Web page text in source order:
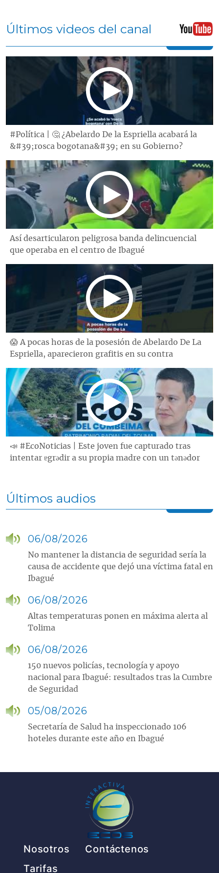
Últimos videos del canal
#Política | 🤔 ¿Abelardo De la Espriella acabará la
&#39;rosca bogotana&#39; en su Gobierno?
Así desarticularon peligrosa banda delincuencial
que operaba en el centro de Ibagué
😱 A pocas horas de la posesión de Abelardo De La
Espriella, aparecieron grafitis en su contra
📣 #EcoNoticias | Este joven fue capturado tras
intentar ɐgrǝdir a su propia madre con un tǝnǝdor
Últimos audios
06/08/2026
No mantener la distancia de seguridad sería la
causa de accidente que dejó una víctima fatal en
Ibagué
06/08/2026
Altas temperaturas ponen en máxima alerta al
Tolima
06/08/2026
150 nuevos policías, tecnología y apoyo
nacional para Ibagué: resultados tras la Cumbre
de Seguridad
05/08/2026
Secretaría de Salud ha inspeccionado 106
hoteles durante este año en Ibagué
Pie de página
Nosotros
Contáctenos
Tarifas